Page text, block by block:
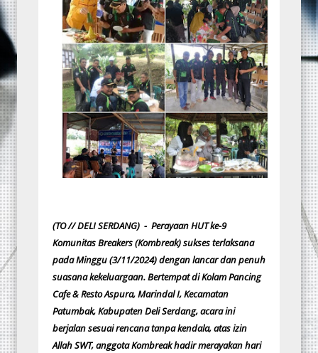
(TO // DELI SERDANG) - Perayaan HUT ke-9
Komunitas Breakers (Kombreak) sukses terlaksana
pada Minggu (3/11/2024) dengan lancar dan penuh
suasana kekeluargaan. Bertempat di Kolam Pancing
Cafe & Resto Aspura, Marindal I, Kecamatan
Patumbak, Kabupaten Deli Serdang, acara ini
berjalan sesuai rencana tanpa kendala, atas izin
Allah SWT, anggota Kombreak hadir merayakan hari